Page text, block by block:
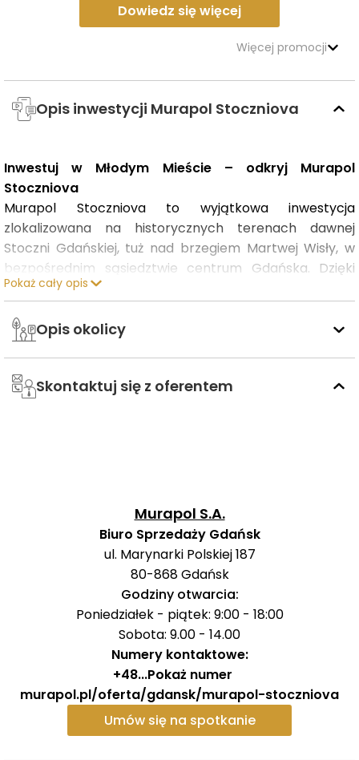
Dowiedz się więcej
Więcej promocji
Opis inwestycji Murapol Stoczniova
Inwestuj w Młodym Mieście – odkryj Murapol
Stoczniova
Murapol Stoczniova to wyjątkowa inwestycja
zlokalizowana na historycznych terenach dawnej
Stoczni Gdańskiej, tuż nad brzegiem Martwej Wisły, w
bezpośrednim sąsiedztwie centrum Gdańska. Dzięki
bliskości komunikacji tramwajowej, zaledwie dwa
Solidarności.
to przestrzeń, w której harmonijnie łączą się
Murapol Stoczniovaoferuje 336 nowoczesnych
apartamentów inwestycyjnych, idealnych dla osób
chcących czerpać zyski z wynajmu nieruchomości w
jednym z najbardziej atrakcyjnych miejsc w Polsce.
Gdańsk i całe Trójmiasto przyciągają co roku miliony
turystów oraz studentów z całego świata, co tworzy
doskonałe warunki do wynajmu zarówno
krótkoterminowego, jak i długoterminowego. Bliskość
kampusu Politechniki Gdańskiej, na którym studiuje
ponad 14 tysięcy osób, dodatkowo zwiększa potencjał
Pokaż cały opis
Opis okolicy
Skontaktuj się z oferentem
Murapol S.A.
Biuro Sprzedaży Gdańsk
ul. Marynarki Polskiej 187
80-868Gdańsk
Godziny otwarcia:
Poniedziałek - piątek: 9:00 - 18:00
Sobota: 9.00 - 14.00
Numery kontaktowe:
+48...Pokaż numer
murapol.pl/oferta/gdansk/murapol-stoczniova
Umów się na spotkanie